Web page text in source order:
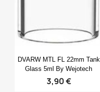
Anteprima
DVARW MTL FL 22mm Tank
Glass 5ml By Wejotech
3,90 €